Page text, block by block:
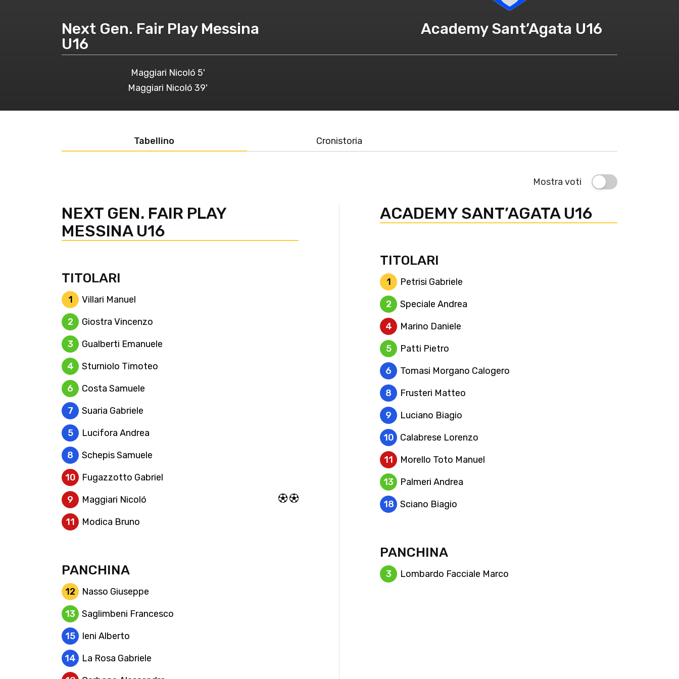
Next Gen. Fair Play Messina
U16
Academy Sant’Agata U16
Maggiari Nicoló 5'
Maggiari Nicoló 39'
Tabellino Cronistoria
Mostra voti
NEXT GEN. FAIR PLAY
MESSINA U16
TITOLARI
1
Villari Manuel
2
Giostra Vincenzo
3
Gualberti Emanuele
4
Sturniolo Timoteo
6
Costa Samuele
7
Suaria Gabriele
5
Lucifora Andrea
8
Schepis Samuele
10
Fugazzotto Gabriel
9
Maggiari Nicoló
11
Modica Bruno
PANCHINA
12
Nasso Giuseppe
13
Saglimbeni Francesco
15
Ieni Alberto
14
La Rosa Gabriele
ACADEMY SANT’AGATA U16
TITOLARI
1
Petrisi Gabriele
2
Speciale Andrea
4
Marino Daniele
5
Patti Pietro
6
Tomasi Morgano Calogero
8
Frusteri Matteo
9
Luciano Biagio
10
Calabrese Lorenzo
11
Morello Toto Manuel
13
Palmeri Andrea
18 Sciano Biagio
PANCHINA
3 Lombardo Facciale Marco